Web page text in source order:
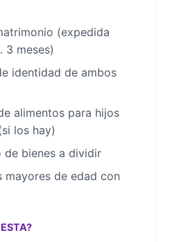
(expedida
3 meses)
identidad de ambos
alimentos para hijos
los hay)
de bienes a dividir
mayores de edad con